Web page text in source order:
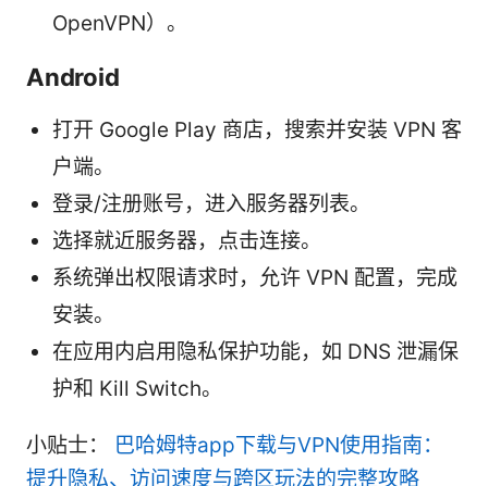
OpenVPN）。
Android
打开 Google Play 商店，搜索并安装 VPN 客
户端。
登录/注册账号，进入服务器列表。
选择就近服务器，点击连接。
系统弹出权限请求时，允许 VPN 配置，完成
安装。
在应用内启用隐私保护功能，如 DNS 泄漏保
护和 Kill Switch。
小贴士： 巴哈姆特app下载与VPN使用指南：
提升隐私、访问速度与跨区玩法的完整攻略